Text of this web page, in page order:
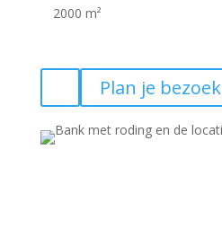
2000 m²
Plan je bezoek